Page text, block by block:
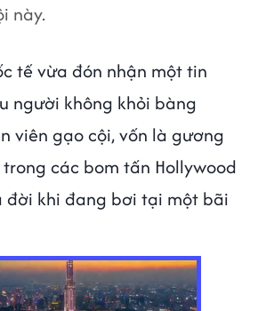
này.
tế vừa đón nhận một tin
người không khỏi bàng
viên gạo cội, vốn là gương
các bom tấn Hollywood
khi đang bơi tại một bãi